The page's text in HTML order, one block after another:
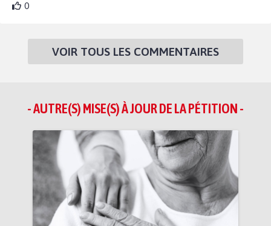
0
VOIR TOUS LES COMMENTAIRES
- AUTRE(S) MISE(S) À JOUR DE LA PÉTITION -